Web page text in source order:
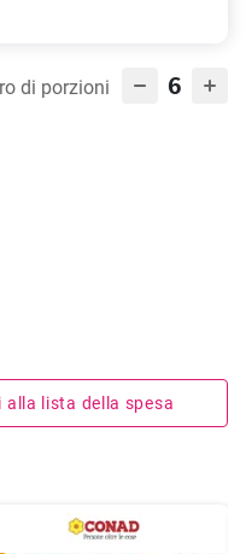
di porzioni 6
lista della spesa